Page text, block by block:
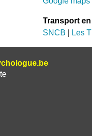
Transport
SNCB
Les